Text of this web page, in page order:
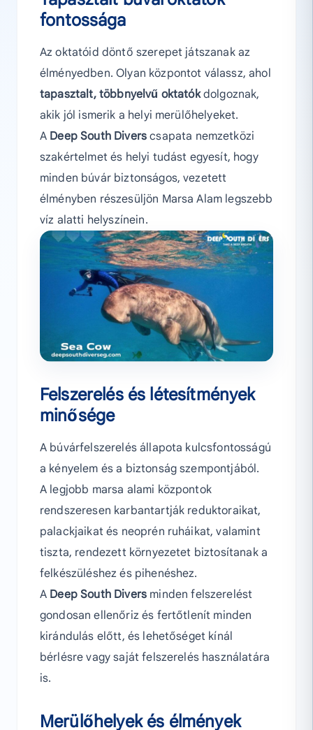
fontossága
Az oktatóid döntő szerepet játszanak az
élményedben. Olyan központot válassz, ahol
tapasztalt, többnyelvű oktatókdolgoznak,
akik jól ismerik a helyi merülőhelyeket.
A Deep South Divers csapata nemzetközi
szakértelmet és helyi tudást egyesít, hogy
minden búvár biztonságos, vezetett
élményben részesüljön Marsa Alam legszebb
víz alatti helyszínein.
Felszerelés és létesítmények
minősége
A búvárfelszerelés állapota kulcsfontosságú
a kényelem és a biztonság szempontjából.
A legjobb marsa alami központok
rendszeresen karbantartják reduktoraikat,
palackjaikat és neoprén ruháikat, valamint
tiszta, rendezett környezetet biztosítanak a
felkészüléshez és pihenéshez.
A Deep South Divers minden felszerelést
gondosan ellenőriz és fertőtlenít minden
kirándulás előtt, és lehetőséget kínál
bérlésre vagy saját felszerelés használatára
is.
Merülőhelyek és élmények